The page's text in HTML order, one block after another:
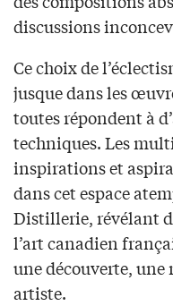
discussions
Ce choix de
jusque dans les
toutes répondent à
techniques. Les
inspirations et
dans cet espace
Distillerie, révélant
l’art canadien
une découverte,
artiste.